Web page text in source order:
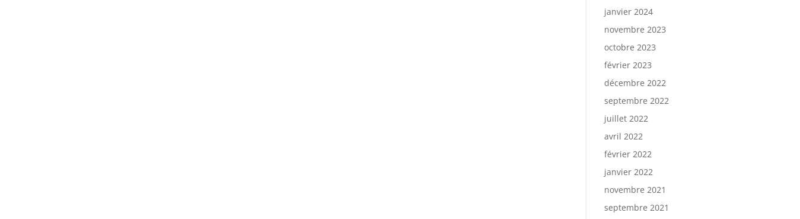
janvier 2024
novembre 2023
octobre 2023
février 2023
décembre 2022
septembre 2022
juillet 2022
avril 2022
février 2022
janvier 2022
novembre 2021
septembre 2021